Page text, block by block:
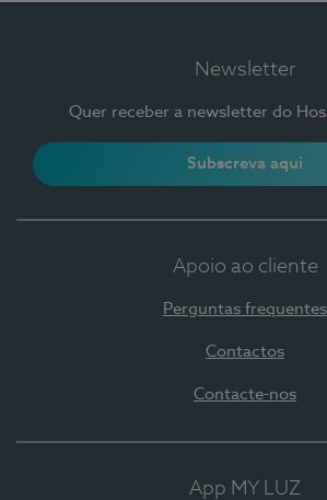
Newsletter
Quer receber a newsletter do
Subscreva aqui
Apoio ao cliente
Perguntas frequentes
Contactos
Contacte-nos
App MY LUZ